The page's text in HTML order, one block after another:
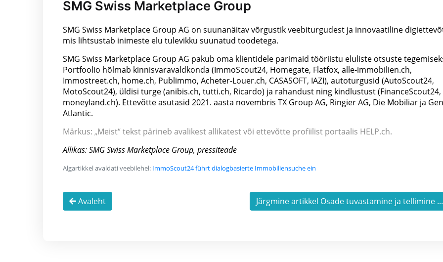
SMG Swiss Marketplace Group
SMG Swiss Marketplace Group AG on suunanäitav võrgustik veebiturgudest ja innovaatiline
mis lihtsustab inimeste elu tulevikku suunatud toodetega.
SMG Swiss Marketplace Group AG pakub oma klientidele parimaid tööriistu eluliste otsuste
Portfoolio hõlmab kinnisvaravaldkonda (ImmoScout24, Homegate, Flatfox, alle-immobilien.ch,
Immostreet.ch, home.ch, Publimmo, Acheter-Louer.ch, CASASOFT, IAZI), autoturgusid (AutoScout24,
MotoScout24), üldisi turge (anibis.ch, tutti.ch, Ricardo) ja rahandust ning kindlustust (FinanceScout24,
moneyland.ch). Ettevõtte asutasid 2021. aasta novembris TX Group AG, Ringier AG, Die Mobiliar ja
Atlantic.
Märkus: „Meist“ tekst pärineb avalikest allikatest või ettevõtte profiilist portaalis HELP.ch.
Allikas: SMG Swiss Marketplace Group, pressiteade
Algartikkel avaldati veebilehel: ImmoScout24 führt dialogbasierte Immobiliensuche ein
Avaleht Järgmine artikkel Osade tuvastamine ja tellimine ...